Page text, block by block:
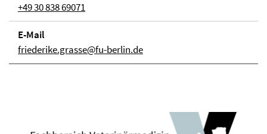
+49 30 838 69071
E-Mail
friederike.grasse@fu-berlin.de